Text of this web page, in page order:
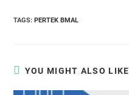
TAGS: PERTEK BMAL
YOU MIGHT ALSO LIKE